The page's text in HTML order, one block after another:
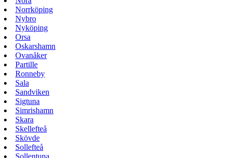
Norrköping
Nybro
Nyköping
Orsa
Oskarshamn
Ovanåker
Partille
Ronneby
Sala
Sandviken
Sigtuna
Simrishamn
Skara
Skellefteå
Skövde
Sollefteå
Sollentuna